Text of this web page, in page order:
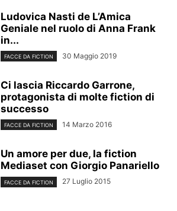
Ludovica Nasti de L’Amica
Geniale nel ruolo di Anna Frank
in...
FACCE DA FICTION 30 Maggio 2019
Ci lascia Riccardo Garrone,
protagonista di molte fiction di
successo
FACCE DA FICTION 14 Marzo 2016
Un amore per due, la fiction
Mediaset con Giorgio Panariello
FACCE DA FICTION 27 Luglio 2015